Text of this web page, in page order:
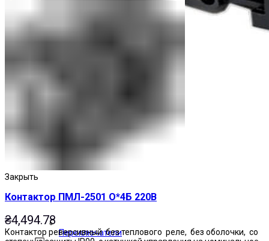
Переключатели
Закрыть
Контактор ПМЛ-2501 О*4Б 220В
₴4,494.78
Контактор реверсивный без теплового реле, без оболочки, со